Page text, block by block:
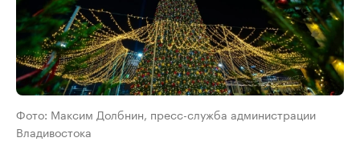
Фото: Максим Долбнин, пресс-служба администрации
Владивостока